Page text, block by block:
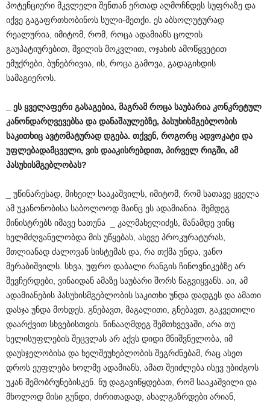
პოტენციური მკვლელი შენთან ერთად აღმოჩნდეს სუფრაზე და
იქვე გაგაფრთხობინოს სული-მეთქი. ეს აბსოლუტურად
რეალურია, იმიტომ, რომ, როცა ადამიანს ცოლის
გაუპატიურებით, შვილის მოკვლით, ოჯახის ამოწყვეტით
ემუქრები, ბუნებრივია, ის, როცა გამოვა, გადაგიხდის
სამაგიეროს.
ეს ყველაფერი გასაგებია, მაგრამ როცა საუბარია კონკრეტულ
კანონდარღვევებსა და დანაშაულებზე, პასუხისმგებლობის
საკითხიც ავტომატურად დგება. თქვენ, როგორც ადვოკატი და
უფლებადამცველი, ვის დააკისრებდით, პირველ რიგში, ამ
პასუხისმგებლობას?
_ უწინარესად, მიხეილ სააკაშვილს, იმიტომ, რომ სათავე ყველა
ამ უკანონობისა საბოლოოდ მაინც ეს ადამიანია. შემდეგ
მინისტრებს იმავე ხათუნა _ კალმახელიძეს, მანამდე ვინც
ხელმძღვანელობდა მის უწყებას, ასევე პროკურატურას,
მთლიანად ძალოვან სისტემას და, რა თქმა უნდა, ვანო
მერაბიშვილს. სხვა, უფრო დაბალი რანგის ჩინოვნიკებზე არ
შევჩერდები, ვინაიდან ამაზე საუბარი შორს წაგვიყვანს. აი, ამ
ადამიანების პასუხისმგებლობის საკითხი უნდა დადგეს და ამათი
დასჯა უნდა მოხდეს. გნებავთ, მაგალითი, გნებავთ, გაკვეთილი
დაარქვით სხვებისთვის. წინააღმდეგ შემთხვევაში, არა თუ
ხელისუფლების შეცვლას არ აქვს დიდი მნიშვნელობა, იმ
დაუსჯელობისა და ხელშეუხებლობის შეგრძნებამ, რაც ასეთ
დროს ეუფლება ხოლმე ადამიანს, ამათ შეიძლება ისევ უბიძგოს
უკან შემობრუნებისკენ. ნუ დაგავიწყდებათ, რომ სააკაშვილი და
მხოლოდ მისი გუნდი, ძირითადად, ახალგაზრდები არიან,